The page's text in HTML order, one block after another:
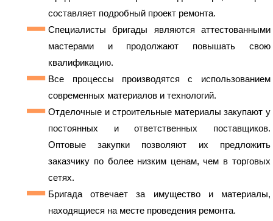
составляет подробный проект ремонта.
Специалисты бригады являются аттестованными
мастерами и продолжают повышать свою
квалификацию.
Все процессы производятся с использованием
современных материалов и технологий.
Отделочные и строительные материалы закупают у
постоянных и ответственных поставщиков.
Оптовые закупки позволяют их предложить
заказчику по более низким ценам, чем в торговых
сетях.
Бригада отвечает за имущество и материалы,
находящиеся на месте проведения ремонта.